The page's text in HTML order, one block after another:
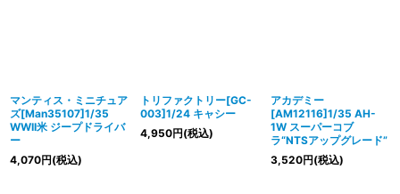
マンティス・ミニチュア
ズ[Man35107]1/35
WWII米 ジープドライバ
ー
4,070円(税込)
トリファクトリー[GC-
003]1/24 キャシー
4,950円(税込)
アカデミー
[AM12116]1/35 AH-
1W スーパーコブ
ラ“NTSアップグレード”
3,520円(税込)